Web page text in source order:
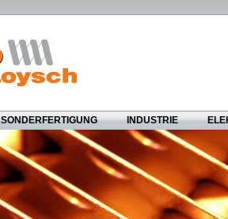
SONDERFERTIGUNG INDUSTRIE